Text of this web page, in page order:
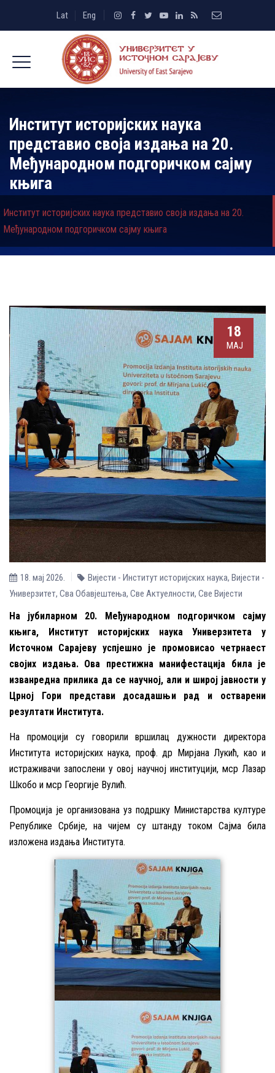
Lat Eng
Институт историјских наука
представио своја издања на 20.
Међународном подгоричком сајму
књига
Институт историјских наука представио своја издања на 20.
Међународном подгоричком сајму књига
18
МАЈ
18. мај 2026. Вијести - Институт историјских наука, Вијести -
Универзитет, Сва Обавјештења, Све Aктуелности, Све Вијести
На јубиларном 20. Међународном подгоричком сајму
књига, Институт историјских наука Универзитета у
Источном Сарајеву успјешно је промовисао четрнаест
својих издања. Ова престижна манифестација била је
изванредна прилика да се научној, али и широј јавности у
Црној Гори представи досадашњи рад и остварени
резултати Института.
На промоцији су говорили вршилац дужности директора
Института историјских наука, проф. др Мирјана Лукић, као и
истраживачи запослени у овој научној институцији, мср Лазар
Шкобо и мср Георгије Вулић.
Промоција је организована уз подршку Министарства културе
Републике Србије, на чијем су штанду током Сајма била
изложена издања Института.